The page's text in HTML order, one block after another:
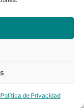
Política de Privacidad
reservados